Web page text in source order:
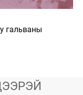
гальваны